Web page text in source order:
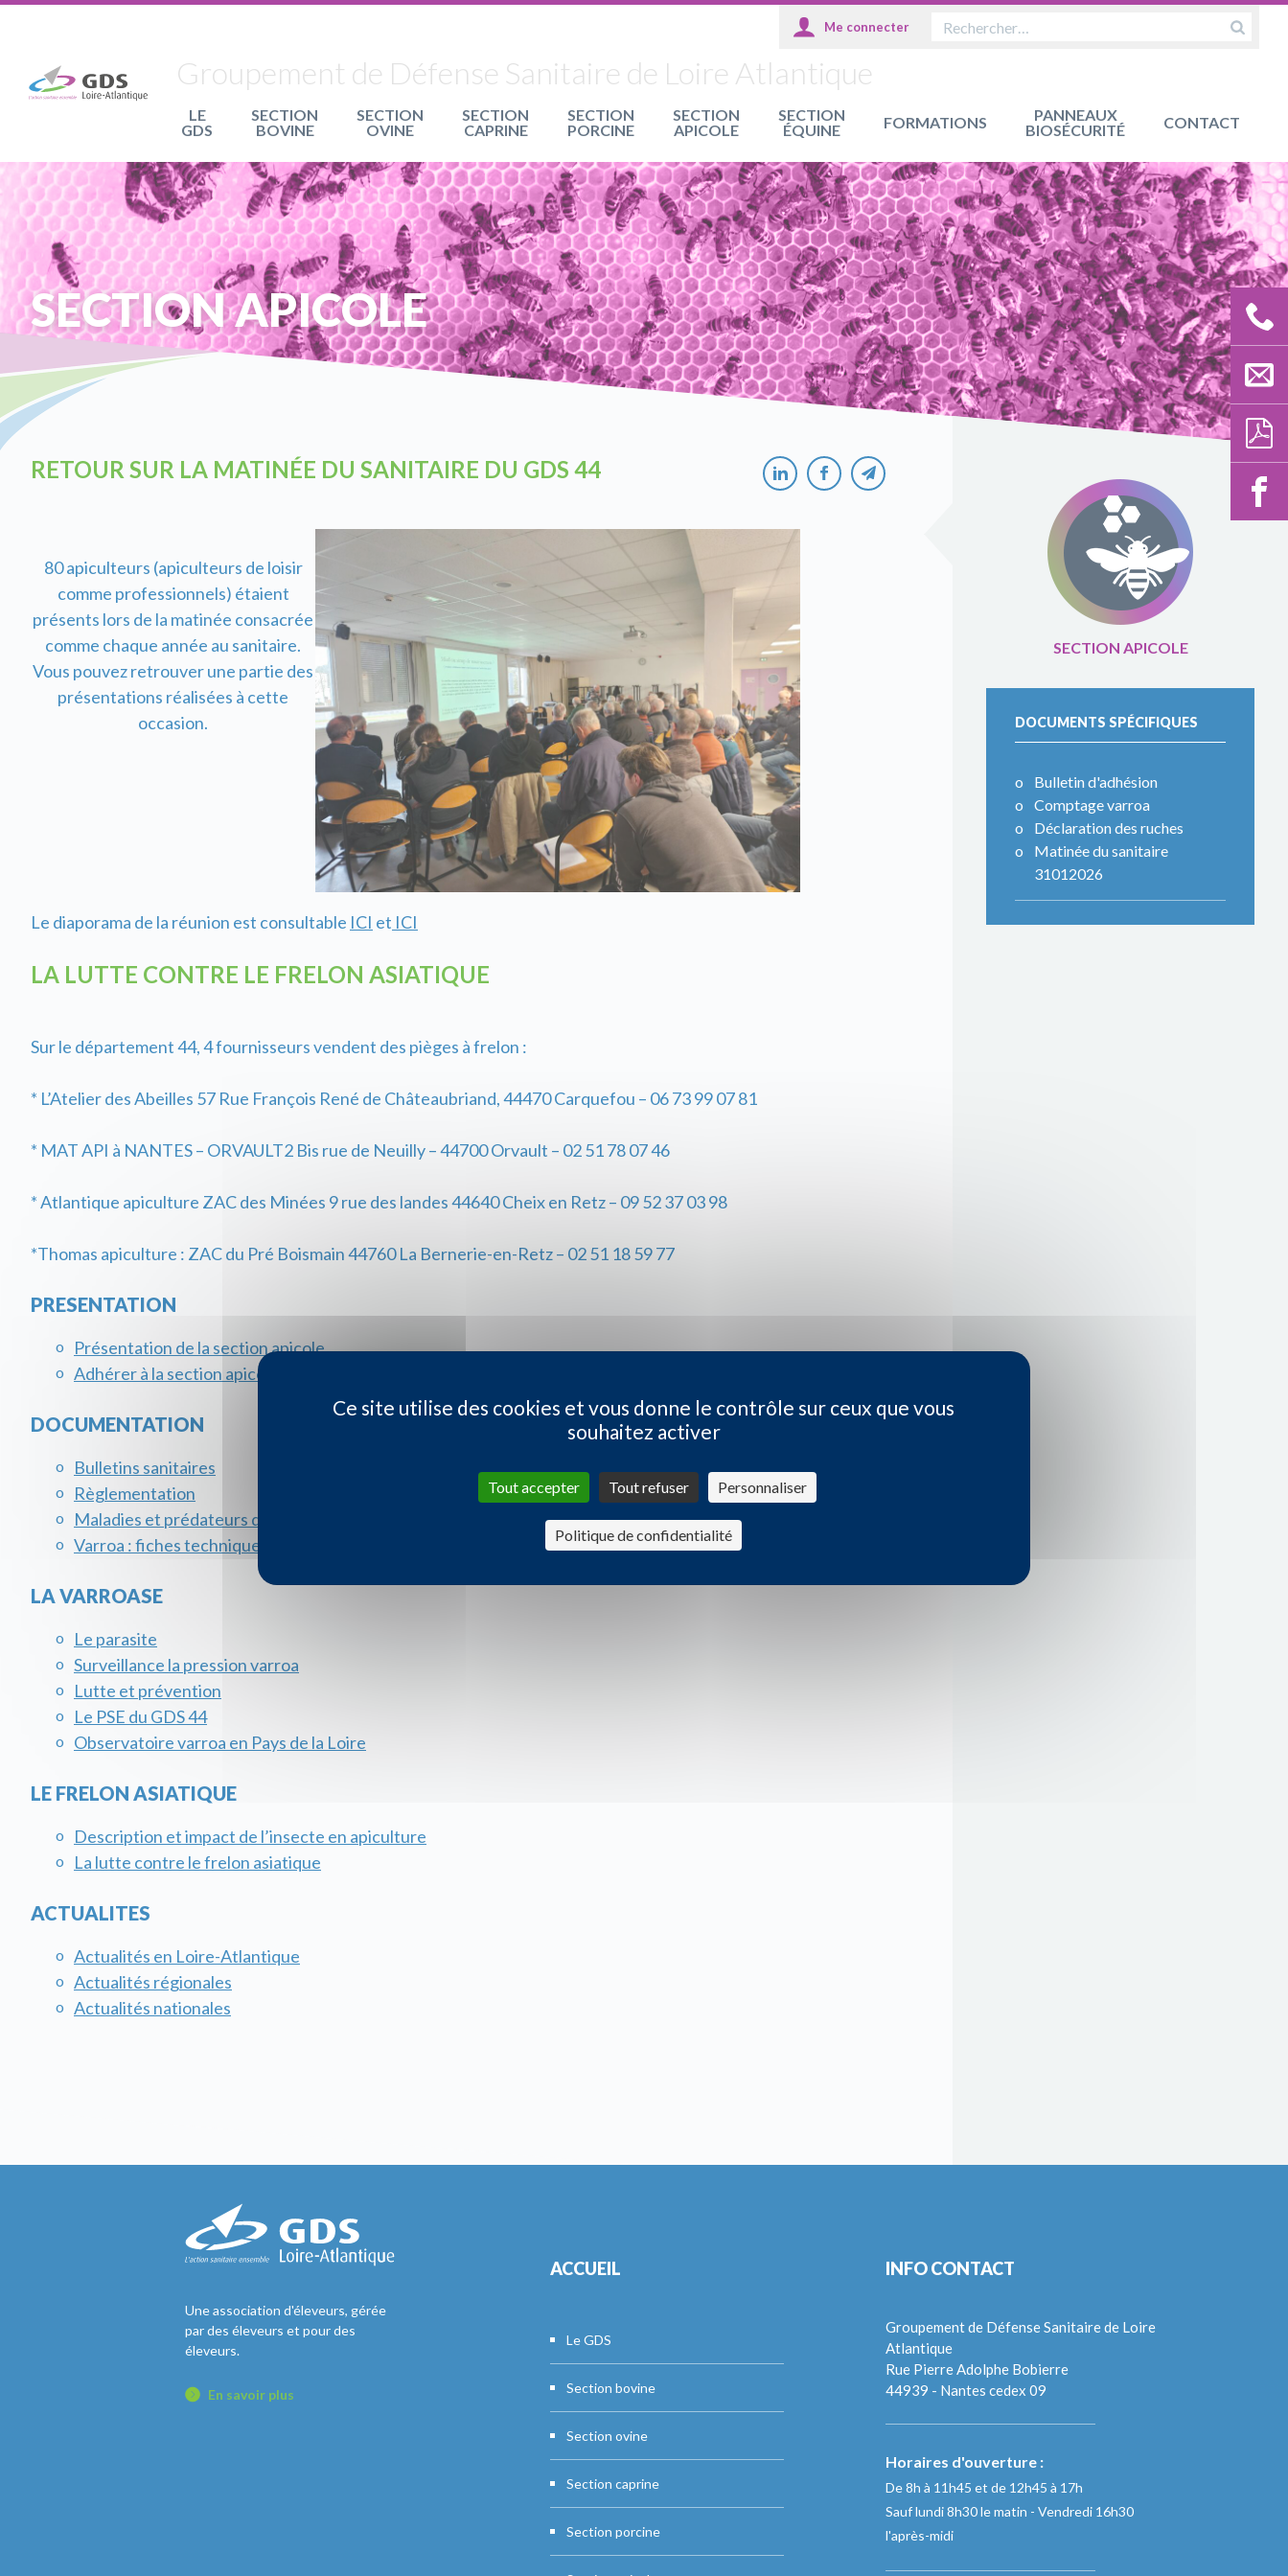
Groupement de Défense Sanitaire de Loire Atlantique
LE
GDS
SECTION
BOVINE
SECTION
OVINE
SECTION
CAPRINE
SECTION
PORCINE
SECTION
APICOLE
SECTION
ÉQUINE
FORMATIONS
PANNEAUX
BIOSÉCURITÉ
CONTACT
OK
SECTION APICOLE
RETOUR SUR LA MATINÉE DU SANITAIRE DU GDS 44
80 apiculteurs (apiculteurs de loisir
comme professionnels) étaient
présents lors de la matinée consacrée
comme chaque année au sanitaire.
Vous pouvez retrouver une partie des
présentations réalisées à cette
occasion.
Le diaporama de la réunion est consultable ICI et ICI
LA LUTTE CONTRE LE FRELON ASIATIQUE
Sur le département 44, 4 fournisseurs vendent des pièges à frelon :
* L’Atelier des Abeilles 57 Rue François René de Châteaubriand, 44470 Carquefou – 06 73 99 07 81
* MAT API à NANTES – ORVAULT2 Bis rue de Neuilly – 44700 Orvault – 02 51 78 07 46
* Atlantique apiculture ZAC des Minées 9 rue des landes 44640 Cheix en Retz – 09 52 37 03 98
*Thomas apiculture : ZAC du Pré Boismain 44760 La Bernerie-en-Retz – 02 51 18 59 77
PRESENTATION
Présentation de la section apicole
Adhérer à la section apicole
DOCUMENTATION
Bulletins sanitaires
Règlementation
Maladies et prédateurs de la ruche
Varroa : fiches techniques
LA VARROASE
Le parasite
Surveillance la pression varroa
Lutte et prévention
Le PSE du GDS 44
Observatoire varroa en Pays de la Loire
LE FRELON ASIATIQUE
Description et impact de l’insecte en apiculture
La lutte contre le frelon asiatique
ACTUALITES
Actualités en Loire-Atlantique
Actualités régionales
Actualités nationales
SECTION APICOLE
DOCUMENTS SPÉCIFIQUES
Bulletin d'adhésion
Comptage varroa
Déclaration des ruches
Matinée du sanitaire
31012026
Une association d'éleveurs, gérée
par des éleveurs et pour des
éleveurs.
En savoir plus
ACCUEIL
Le GDS
Section bovine
Section ovine
Section caprine
Section porcine
INFO CONTACT
Groupement de Défense Sanitaire de Loire
Atlantique
Rue Pierre Adolphe Bobierre
44939 - Nantes cedex 09
Horaires d'ouverture :
De 8h à 11h45 et de 12h45 à 17h
Sauf lundi 8h30 le matin - Vendredi 16h30
l'après-midi
Ce site utilise des cookies et vous donne le contrôle sur ceux que vous
souhaitez activer
Tout accepter Tout refuser Personnaliser
Politique de confidentialité